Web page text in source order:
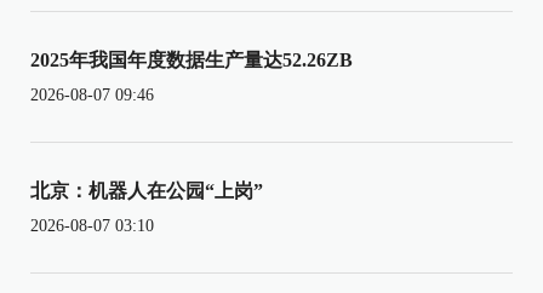
2025年我国年度数据生产量达52.26ZB
2026-08-07 09:46
北京：机器人在公园“上岗”
2026-08-07 03:10